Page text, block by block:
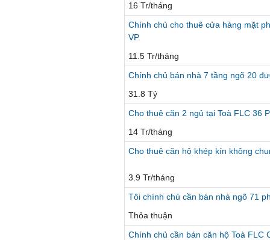
16 Tr/tháng
Chính chủ cho thuê cửa hàng mặt
VP.
11.5 Tr/tháng
Chính chủ bán nhà 7 tầng ngõ 20
31.8 Tỷ
Cho thuê căn 2 ngủ tại Toà FLC 36
14 Tr/tháng
Cho thuê căn hộ khép kín không
3.9 Tr/tháng
Tôi chính chủ cần bán nhà ngõ 71
Thỏa thuận
Chính chủ cần bán căn hộ Toà